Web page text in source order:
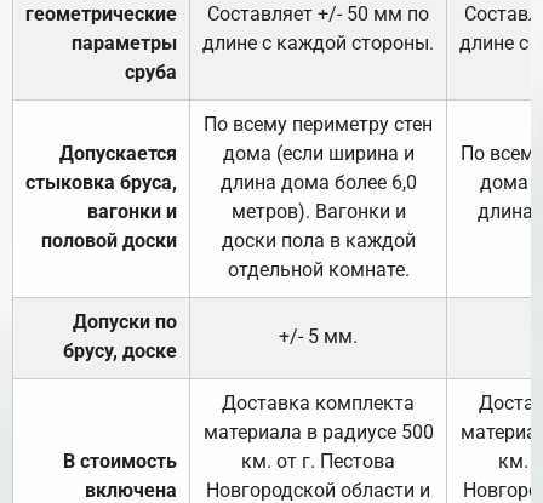
геометрические
параметры
сруба
Составляет +/- 50 мм по
длине с каждой стороны.
длине с
Допускается
стыковка бруса,
вагонки и
половой доски
По всему периметру стен
дома (если ширина и
длина дома более 6,0
метров). Вагонки и
доски пола в каждой
отдельной комнате.
По
дома
длина
Допуски по
брусу, доске
+/- 5 мм.
В стоимость
включена
Доставка комплекта
материала в радиусе 500
км. от г. Пестова
Новгородской области и
км.